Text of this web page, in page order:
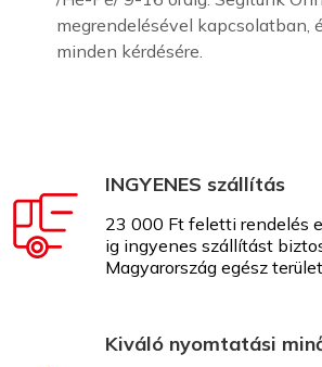
megrendelésével kapcsolatban,
minden kérdésére.
INGYENES szállítás
23 000 Ft feletti rendelés
ig ingyenes szállítást
Magyarország egész
Kiváló nyomtatási